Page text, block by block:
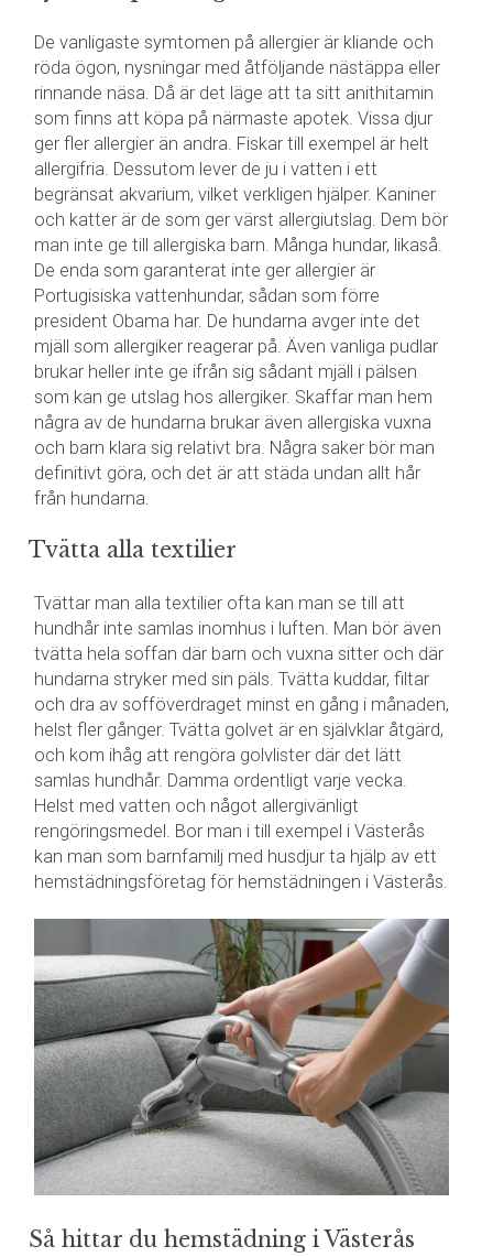
De vanligaste symtomen på allergier är kliande och
röda ögon, nysningar med åtföljande nästäppa eller
rinnande näsa. Då är det läge att ta sitt anithitamin
som finns att köpa på närmaste apotek. Vissa djur
ger fler allergier än andra. Fiskar till exempel är helt
allergifria. Dessutom lever de ju i vatten i ett
begränsat akvarium, vilket verkligen hjälper. Kaniner
och katter är de som ger värst allergiutslag. Dem bör
man inte ge till allergiska barn. Många hundar, likaså.
De enda som garanterat inte ger allergier är
Portugisiska vattenhundar, sådan som förre
president Obama har. De hundarna avger inte det
mjäll som allergiker reagerar på. Även vanliga pudlar
brukar heller inte ge ifrån sig sådant mjäll i pälsen
som kan ge utslag hos allergiker. Skaffar man hem
några av de hundarna brukar även allergiska vuxna
och barn klara sig relativt bra. Några saker bör man
definitivt göra, och det är att städa undan allt hår
från hundarna.
Tvätta alla textilier
Tvättar man alla textilier ofta kan man se till att
hundhår inte samlas inomhus i luften. Man bör även
tvätta hela soffan där barn och vuxna sitter och där
hundarna stryker med sin päls. Tvätta kuddar, filtar
och dra av sofföverdraget minst en gång i månaden,
helst fler gånger. Tvätta golvet är en självklar åtgärd,
och kom ihåg att rengöra golvlister där det lätt
samlas hundhår. Damma ordentligt varje vecka.
Helst med vatten och något allergivänligt
rengöringsmedel. Bor man i till exempel i Västerås
kan man som barnfamilj med husdjur ta hjälp av ett
hemstädningsföretag för hemstädningen i Västerås.
Så hittar du hemstädning i Västerås